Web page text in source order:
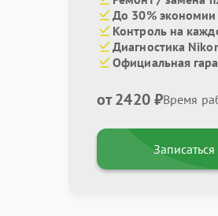
До 30% экономии
Контроль на
Диагностика
Официальная
от 2420 ₽Время
Записаться